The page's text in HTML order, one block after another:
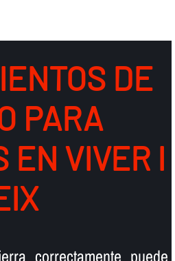
DE
PARA
EN VIVER I
correctamente puede